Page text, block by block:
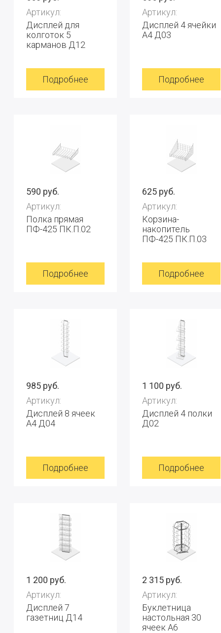
Артикул:
Дисплей для
колготок 5
карманов Д12
Подробнее
Артикул:
Дисплей 4 ячейки
А4 Д03
Подробнее
590 руб.
Артикул:
Полка прямая
ПФ-425 ПК.П.02
Подробнее
625 руб.
Артикул:
Корзина-
накопитель
ПФ-425 ПК.П.03
Подробнее
985 руб.
Артикул:
Дисплей 8 ячеек
А4 Д04
Подробнее
1 100 руб.
Артикул:
Дисплей 4 полки
Д02
Подробнее
1 200 руб.
Артикул:
Дисплей 7
газетниц Д14
2 315 руб.
Артикул:
Буклетница
настольная 30
ячеек А6